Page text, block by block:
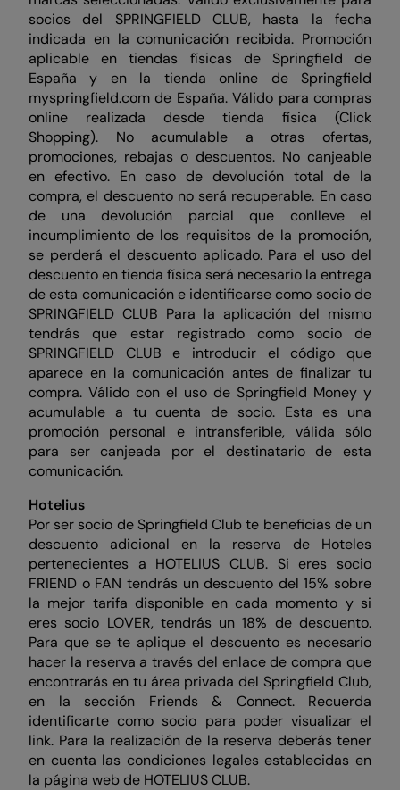
socios del SPRINGFIELD CLUB, hasta la fecha
indicada en la comunicación recibida. Promoción
aplicable en tiendas físicas de Springfield de
España y en la tienda online de Springfield
myspringfield.com de España. Válido para compras
online realizada desde tienda física (Click
Shopping). No acumulable a otras ofertas,
promociones, rebajas o descuentos. No canjeable
en efectivo. En caso de devolución total de la
compra, el descuento no será recuperable. En caso
de una devolución parcial que conlleve el
incumplimiento de los requisitos de la promoción,
se perderá el descuento aplicado. Para el uso del
descuento en tienda física será necesario la entrega
de esta comunicación e identificarse como socio de
SPRINGFIELD CLUB Para la aplicación del mismo
tendrás que estar registrado como socio de
SPRINGFIELD CLUB e introducir el código que
aparece en la comunicación antes de finalizar tu
compra. Válido con el uso de Springfield Money y
acumulable a tu cuenta de socio. Esta es una
promoción personal e intransferible, válida sólo
para ser canjeada por el destinatario de esta
comunicación.
Hotelius
Por ser socio de Springfield Club te beneficias de un
descuento adicional en la reserva de Hoteles
pertenecientes a HOTELIUS CLUB. Si eres socio
FRIEND o FAN tendrás un descuento del 15% sobre
la mejor tarifa disponible en cada momento y si
eres socio LOVER, tendrás un 18% de descuento.
Para que se te aplique el descuento es necesario
hacer la reserva a través del enlace de compra que
encontrarás en tu área privada del Springfield Club,
en la sección Friends & Connect. Recuerda
identificarte como socio para poder visualizar el
link. Para la realización de la reserva deberás tener
en cuenta las condiciones legales establecidas en
la página web de HOTELIUS CLUB.